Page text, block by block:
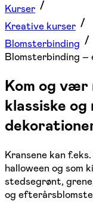
Kurser
Kreative kurser
Blomsterbinding
Blomsterbinding
Kom og vær
klassiske
Kransene kan
halloween og som
stedsegrønt,
og